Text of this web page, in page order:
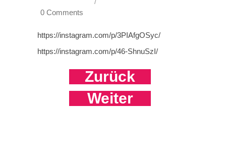
0 Comments
https://instagram.com/p/3PIAfgOSyc/
https://instagram.com/p/46-ShnuSzI/
Zurück
Weiter